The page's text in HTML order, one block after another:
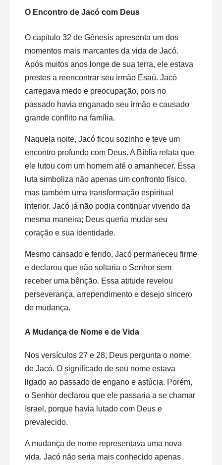
O Encontro de Jacó com Deus
O capítulo 32 de Gênesis apresenta um dos
momentos mais marcantes da vida de Jacó.
Após muitos anos longe de sua terra, ele estava
prestes a reencontrar seu irmão Esaú. Jacó
carregava medo e preocupação, pois no
passado havia enganado seu irmão e causado
grande conflito na família.
Naquela noite, Jacó ficou sozinho e teve um
encontro profundo com Deus. A Bíblia relata que
ele lutou com um homem até o amanhecer. Essa
luta simboliza não apenas um confronto físico,
mas também uma transformação espiritual
interior. Jacó já não podia continuar vivendo da
mesma maneira; Deus queria mudar seu
coração e sua identidade.
Mesmo cansado e ferido, Jacó permaneceu firme
e declarou que não soltaria o Senhor sem
receber uma bênção. Essa atitude revelou
perseverança, arrependimento e desejo sincero
de mudança.
A Mudança de Nome e de Vida
Nos versículos 27 e 28, Deus pergunta o nome
de Jacó. O significado de seu nome estava
ligado ao passado de engano e astúcia. Porém,
o Senhor declarou que ele passaria a se chamar
Israel, porque havia lutado com Deus e
prevalecido.
A mudança de nome representava uma nova
vida. Jacó não seria mais conhecido apenas